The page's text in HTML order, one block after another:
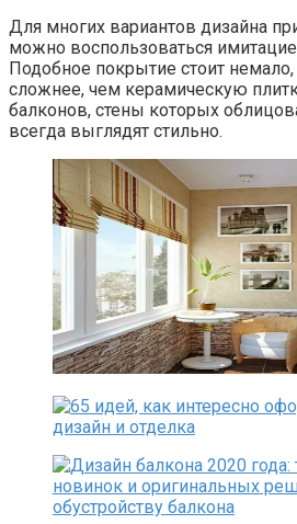
Для многих вариантов дизайна
можно воспользоваться
Подобное покрытие стоит
сложнее, чем керамическую
балконов, стены которых
всегда выглядят стильно.